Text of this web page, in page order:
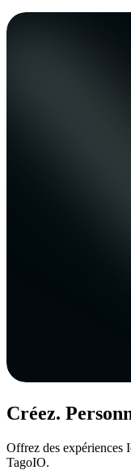
Créez.
Offrez des expériences
TagoIO.